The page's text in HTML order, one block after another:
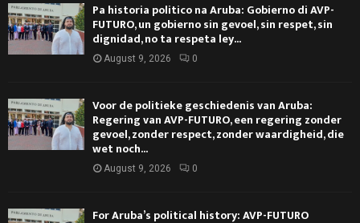
Pa historia politico na Aruba: Gobierno di AVP-
FUTURO, un gobierno sin gevoel, sin respet, sin
dignidad, no ta respeta ley...
August 9, 2026 0
Voor de politieke geschiedenis van Aruba:
Regering van AVP-FUTURO, een regering zonder
gevoel, zonder respect, zonder waardigheid, die
wet noch...
August 9, 2026 0
For Aruba’s political history: AVP-FUTURO